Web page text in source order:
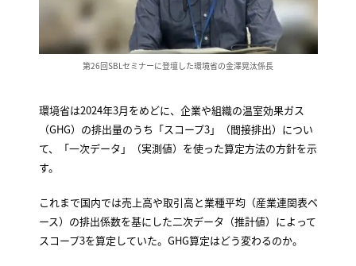
第26回SBLセミナーに登壇した環境省の金澤晃汰係長
環境省は2024年3月をめどに、企業や組織の温室効果ガス
（GHG）の排出量のうち「スコープ3」（間接排出）につい
て、「一次データ」（実測値）を使った算定方法の方針を示
す。
これまで国内では売上高や取引高と業種平均（産業連関表ベ
ース）の排出係数を基にした二次データ（推計値）によって
スコープ3を算定していた。GHG算定はどう変わるのか。